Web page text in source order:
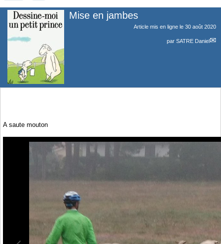
Mise en jambes
Article mis en ligne le 30 août 2020
par SATRE Daniel
A saute mouton